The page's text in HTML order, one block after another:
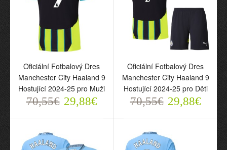
70,55€ 29,88€
Muži
78,55€ 33,85€
Oficiální Fotbalový Dres
Manchester City Haaland 9
Hostující 2024-25 pro Muži
70,55€ 29,88€
Oficiální Fotbalový Dres
Manchester City Haaland 9
Hostující 2024-25 pro Děti
70,55€ 29,88€